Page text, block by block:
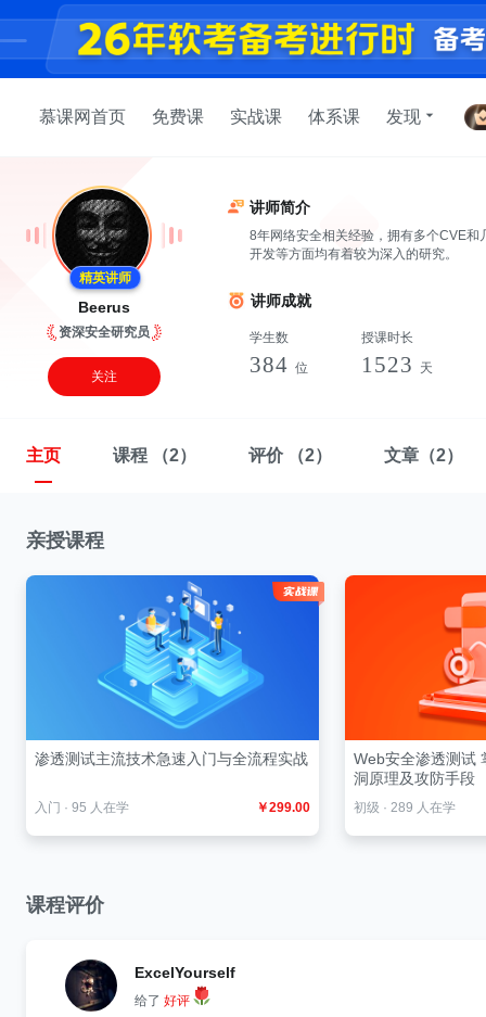
慕课网首页 免费课 实战课 体系课 发现
精英讲师
Beerus
资深安全研究员
关注
讲师简介
8年网络安全相关经验，拥有多个CVE
开发等方面均有着较为深入的研究。
讲师成就
学生数
384 位
授课时长
1523 天
主页 课程 （2） 评价 （2） 文章 （2）
亲授课程
渗透测试主流技术急速入门与全流程实战
入门 · 95 人在学 ￥299.00
Web安全渗透测试
洞原理及攻防手段
初级 · 289 人在学
课程评价
ExcelYourself
给了 好评